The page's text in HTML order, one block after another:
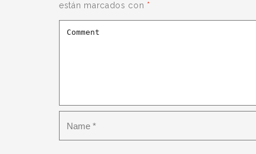
están marcados con *